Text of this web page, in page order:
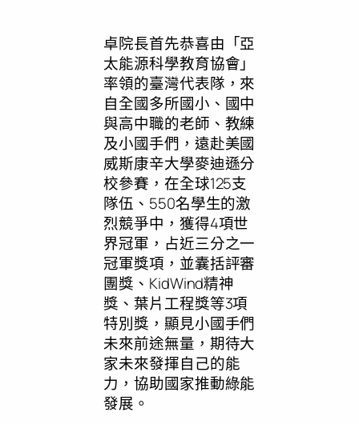
卓院長首先恭喜由「亞
太能源科學教育協會」
率領的臺灣代表隊，來
自全國多所國小、國中
與高中職的老師、教練
及小國手們，遠赴美國
威斯康辛大學麥迪遜分
校參賽，在全球125支
隊伍、550名學生的激
烈競爭中，獲得4項世
界冠軍，占近三分之一
冠軍獎項，並囊括評審
團獎、KidWind精神
獎、葉片工程獎等3項
特別獎，顯見小國手們
未來前途無量，期待大
家未來發揮自己的能
力，協助國家推動綠能
發展。